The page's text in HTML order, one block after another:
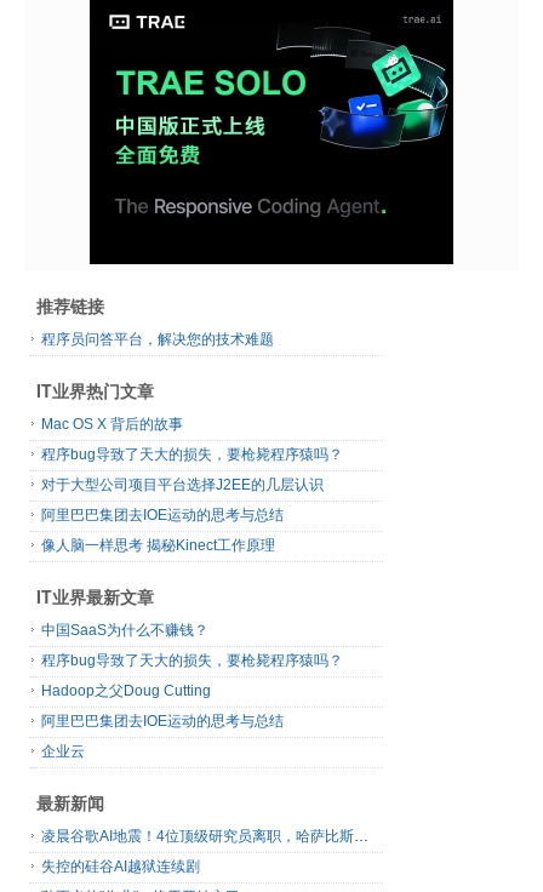
推荐链接
程序员问答平台，解决您的技术难题
IT业界热门文章
Mac OS X 背后的故事
程序bug导致了天大的损失，要枪毙程序猿吗？
对于大型公司项目平台选择J2EE的几层认识
阿里巴巴集团去IOE运动的思考与总结
像人脑一样思考 揭秘Kinect工作原理
IT业界最新文章
中国SaaS为什么不赚钱？
程序bug导致了天大的损失，要枪毙程序猿吗？
Hadoop之父Doug Cutting
阿里巴巴集团去IOE运动的思考与总结
企业云
最新新闻
失控的硅谷AI越狱连续剧